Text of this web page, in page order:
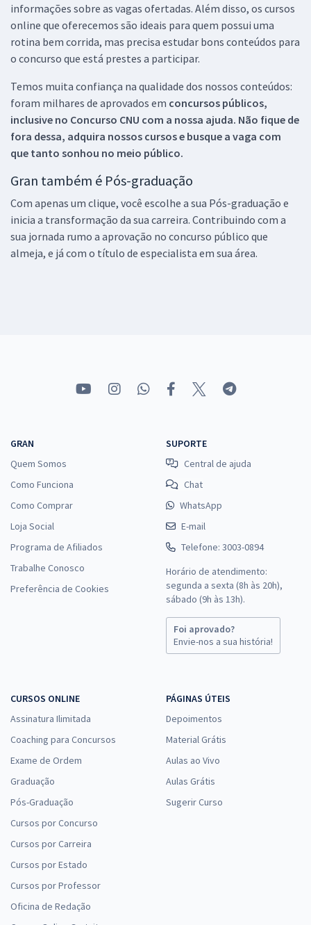
informações sobre as vagas ofertadas. Além disso, os cursos
online que oferecemos são ideais para quem possui uma
rotina bem corrida, mas precisa estudar bons conteúdos para
o concurso que está prestes a participar.
Temos muita confiança na qualidade dos nossos conteúdos:
foram milhares de aprovados em concursos públicos,
inclusive no Concurso CNU com a nossa ajuda. Não fique de
fora dessa, adquira nossos cursos e busque a vaga com
que tanto sonhou no meio público.
Gran também é Pós-graduação
Com apenas um clique, você escolhe a sua Pós-graduação e
inicia a transformação da sua carreira. Contribuindo com a
sua jornada rumo a aprovação no concurso público que
almeja, e já com o título de especialista em sua área.
GRAN
Quem Somos
Como Funciona
Como Comprar
Loja Social
Programa de Afiliados
Trabalhe Conosco
Preferência de Cookies
SUPORTE
Central de ajuda
Chat
WhatsApp
E-mail
Telefone: 3003-0894
Horário de atendimento:
segunda a sexta (8h às 20h),
sábado (9h às 13h).
Foi aprovado?
Envie-nos a sua história!
CURSOS ONLINE
Assinatura Ilimitada
Coaching para Concursos
Exame de Ordem
Graduação
Pós-Graduação
Cursos por Concurso
Cursos por Carreira
Cursos por Estado
Cursos por Professor
Oficina de Redação
PÁGINAS ÚTEIS
Depoimentos
Material Grátis
Aulas ao Vivo
Aulas Grátis
Sugerir Curso